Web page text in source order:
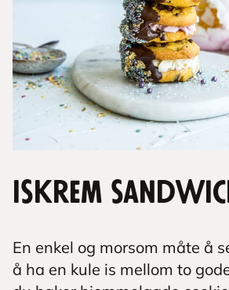
Iskrem
En enkel og morsom måte å
å ha en kule is mellom to